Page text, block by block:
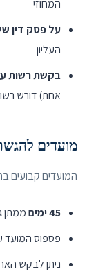
המחוזי
על פסק דין
העליון
בקשת רשות
אחת) דורש
מועדים
המועדים קבועים
45 ימים
ממתן
פספוס המועד
ניתן לבקש